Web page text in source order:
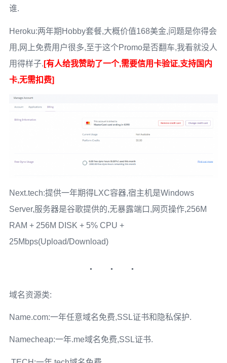
谁.
Heroku:两年期Hobby套餐,大概价值168美金,问题是你得会
用,网上免费用户很多,至于这个Promo是否翻车,我看就没人
用得样子. [有人给我赞助了一个,需要信用卡验证,支持国内
卡,无需扣费]
Next.tech:提供一年期得LXC容器,宿主机是Windows
Server,服务器是谷歌提供的,无暴露端口,网页操作,256M
RAM + 256M DISK + 5% CPU +
25Mbps(Upload/Download)
域名资源类:
Name.com:一年任意域名免费,SSL证书和隐私保护.
Namecheap:一年.me域名免费,SSL证书.